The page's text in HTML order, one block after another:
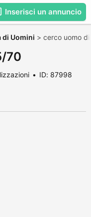
Inserisci un annuncio
di Uomini > cerco uomo
70
ID: 87998